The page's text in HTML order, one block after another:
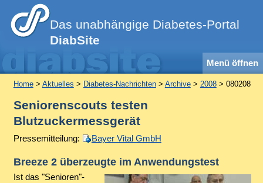
Das unabhängige Diabetes-Portal
DiabSite
Menü öffnen
Home> Aktuelles > Diabetes-Nachrichten> Archive> 2008> 080208
Seniorenscouts testen
Blutzuckermessgerät
Pressemitteilung: Bayer Vital GmbH
Breeze 2 überzeugte im Anwendungstest
Ist das "Senioren"-